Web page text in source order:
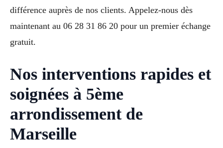
différence auprès de nos clients. Appelez-nous dès
maintenant au 06 28 31 86 20 pour un premier échange
gratuit.
Nos interventions rapides et
soignées à 5ème
arrondissement de
Marseille